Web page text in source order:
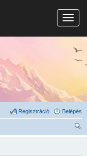
N
a
Belépés
Regisztráció